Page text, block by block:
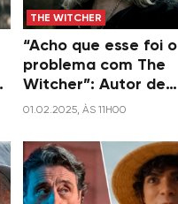
THE WITCHER
“Acho que esse foi o
problema com The
Witcher”: Autor de
fantasia dá seu
Netflix
01.02.2025, ÀS 11H00